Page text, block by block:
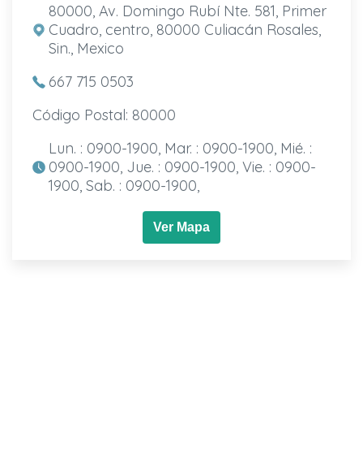
80000, Av. Domingo Rubí Nte. 581, Primer
Cuadro, centro, 80000 Culiacán Rosales,
Sin., Mexico
667 715 0503
Código Postal: 80000
Lun. : 0900-1900, Mar. : 0900-1900, Mié. :
0900-1900, Jue. : 0900-1900, Vie. : 0900-
1900, Sab. : 0900-1900,
Ver Mapa